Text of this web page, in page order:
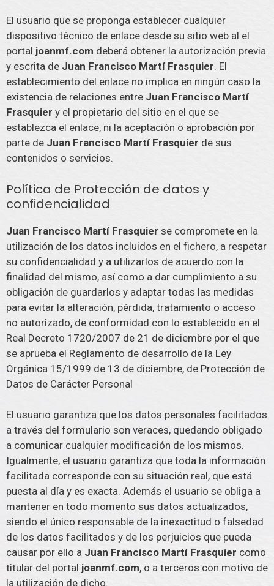
El usuario que se proponga establecer cualquier
dispositivo técnico de enlace desde su sitio web al el
portal joanmf.com deberá obtener la autorización previa
y escrita de Juan Francisco Martí Frasquier. El
establecimiento del enlace no implica en ningún caso la
existencia de relaciones entre Juan Francisco Martí
Frasquier y el propietario del sitio en el que se
establezca el enlace, ni la aceptación o aprobación por
parte de Juan Francisco Martí Frasquier de sus
contenidos o servicios.
Política de Protección de datos y
confidencialidad
Juan Francisco Martí Frasquier se compromete en la
utilización de los datos incluidos en el fichero, a respetar
su confidencialidad y a utilizarlos de acuerdo con la
finalidad del mismo, así como a dar cumplimiento a su
obligación de guardarlos y adaptar todas las medidas
para evitar la alteración, pérdida, tratamiento o acceso
no autorizado, de conformidad con lo establecido en el
Real Decreto 1720/2007 de 21 de diciembre por el que
se aprueba el Reglamento de desarrollo de la Ley
Orgánica 15/1999 de 13 de diciembre, de Protección de
Datos de Carácter Personal
El usuario garantiza que los datos personales facilitados
a través del formulario son veraces, quedando obligado
a comunicar cualquier modificación de los mismos.
Igualmente, el usuario garantiza que toda la información
facilitada corresponde con su situación real, que está
puesta al día y es exacta. Además el usuario se obliga a
mantener en todo momento sus datos actualizados,
siendo el único responsable de la inexactitud o falsedad
de los datos facilitados y de los perjuicios que pueda
causar por ello a Juan Francisco Martí Frasquier como
titular del portal joanmf.com, o a terceros con motivo de
la utilización de dicho.